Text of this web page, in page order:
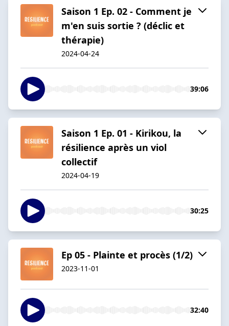
Saison 1 Ep. 02 - Comment je
m'en suis sortie ? (déclic et
thérapie)
2024-04-24
39:06
Saison 1 Ep. 01 - Kirikou, la
résilience après un viol
collectif
2024-04-19
30:25
Ep 05 - Plainte et procès (1/2)
2023-11-01
32:40